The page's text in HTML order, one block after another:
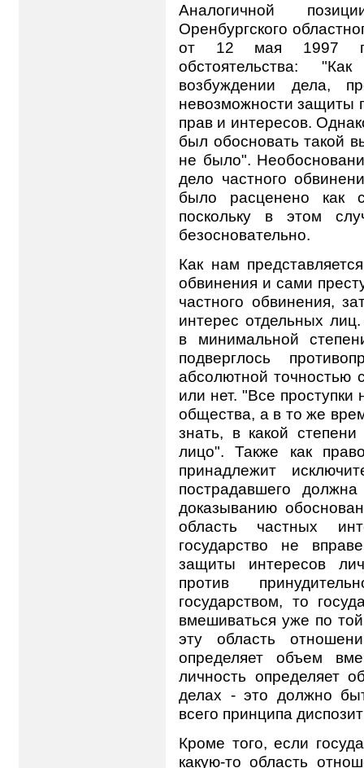
Аналогичной
Оренбургского
от 12 мая 1997
обстоятельства:
возбуждении дела,
невозможности защиты
прав и интересов.
был обосновать такой
не было".
дело частного
было расценено как
поскольку в этом
безосновательно.
Как нам
обвинения и сами
частного обвинения,
интерес отдельных
в минимальной
подверглось
абсолютной точностью
или нет. "Все проступки
общества, а в то же
знать, в какой
лицо". Также как
принадлежит
пострадавшего
доказыванию
область частных
государство не
защиты интересов
против
государством, то
вмешиваться уже по
эту область
определяет объем
личность определяет
делах - это должно
всего принципа
Кроме того, если
какую-то область